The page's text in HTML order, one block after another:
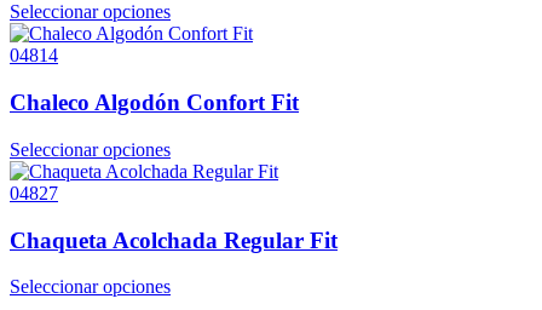
Seleccionar opciones
04814
Chaleco Algodón Confort Fit
Seleccionar opciones
04827
Chaqueta Acolchada Regular Fit
Seleccionar opciones